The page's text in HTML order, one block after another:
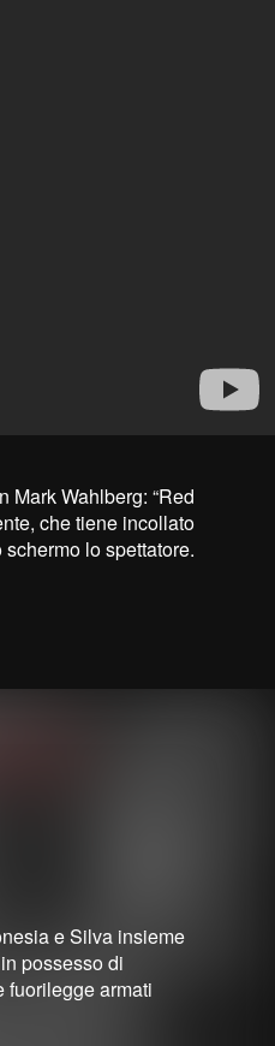
Mark Wahlberg: “Red
che tiene incollato
schermo lo spettatore.
e Silva insieme
possesso di
fuorilegge armati